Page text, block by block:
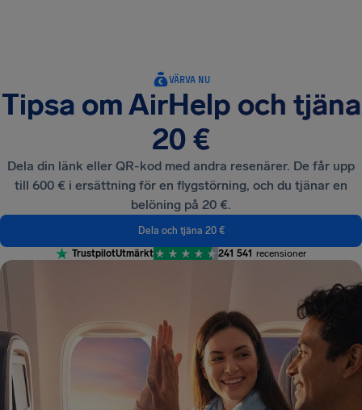
VÄRVA NU
Tipsa om AirHelp och tjäna
20 €
Dela din länk eller QR-kod med andra resenärer. De får upp
till 600 € i ersättning för en flygstörning, och du tjänar en
belöning på 20 €.
Dela och tjäna 20 €
TrustpilotUtmärkt 241 541 recensioner